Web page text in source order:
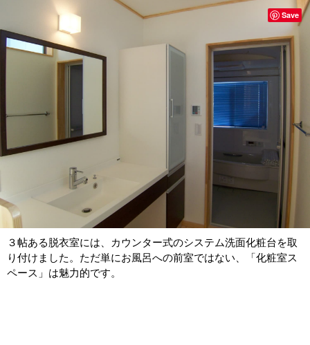
３帖ある脱衣室には、カウンター式のシステム洗面化粧台を取
り付けました。ただ単にお風呂への前室ではない、「化粧室ス
ペース」は魅力的です。
Save